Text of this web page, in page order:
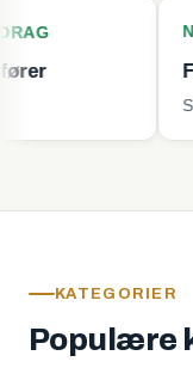
NYTT
KATEGORIER
Populære